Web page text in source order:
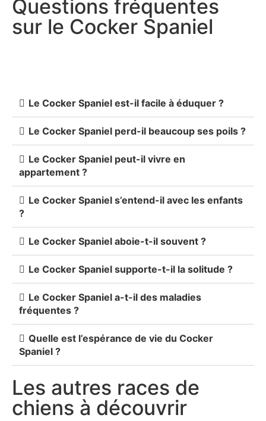
Questions fréquentes
sur le Cocker Spaniel
Le Cocker Spaniel est-il facile à éduquer ?
Le Cocker Spaniel perd-il beaucoup ses poils ?
Le Cocker Spaniel peut-il vivre en
appartement ?
Le Cocker Spaniel s’entend-il avec les enfants
?
Le Cocker Spaniel aboie-t-il souvent ?
Le Cocker Spaniel supporte-t-il la solitude ?
Le Cocker Spaniel a-t-il des maladies
fréquentes ?
Quelle est l’espérance de vie du Cocker
Spaniel ?
Les autres races de
chiens à découvrir